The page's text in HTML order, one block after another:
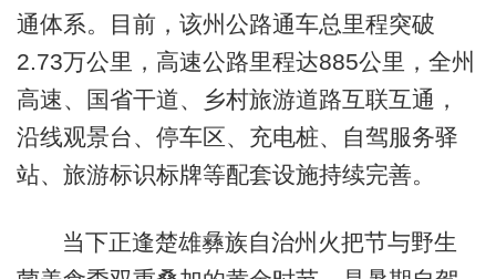
通体系。目前，该州公路通车总里程突破
2.73万公里，高速公路里程达885公里，全州
高速、国省干道、乡村旅游道路互联互通，
沿线观景台、停车区、充电桩、自驾服务驿
站、旅游标识标牌等配套设施持续完善。
当下正逢楚雄彝族自治州火把节与野生